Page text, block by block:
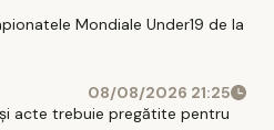
Mondiale Under19 de la
08/08/2026 21:25
acte trebuie pregătite pentru